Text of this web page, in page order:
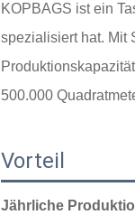
KOPBAGS ist ein
spezialisiert hat. Mit
500.000
Vorteil
Jährliche